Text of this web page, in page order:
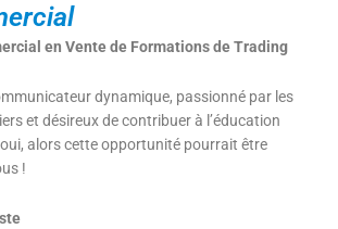
en Vente de Formations de Trading
dynamique, passionné par les
et désireux de contribuer à l’éducation
alors cette opportunité pourrait être
!